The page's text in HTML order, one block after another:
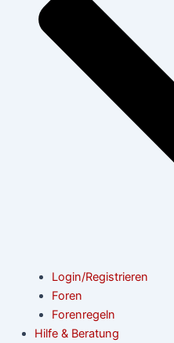
Login/Registrieren
Foren
Forenregeln
Hilfe & Beratung